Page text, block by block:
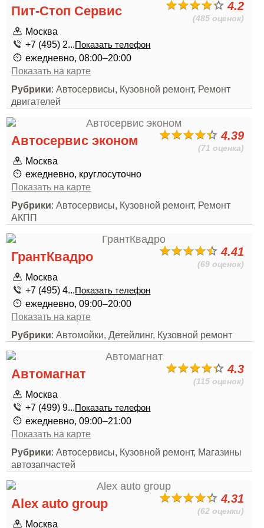
4.2
(485 оценок)
Пит-Стоп Сервис
Москва
+7 (495) 2...Показать телефон
ежедневно, 08:00–20:00
Показать на карте
Рубрики: Автосервисы, Кузовной ремонт, Ремонт
двигателей
4.39
(71 оценка)
Автосервис эконом
Москва
ежедневно, круглосуточно
Показать на карте
Рубрики: Автосервисы, Кузовной ремонт, Ремонт
АКПП
4.41
(69 оценок)
ГрантКвадро
Москва
+7 (495) 4...Показать телефон
ежедневно, 09:00–20:00
Показать на карте
Рубрики: Автомойки, Детейлинг, Кузовной ремонт
4.3
(115 оценок)
Автомагнат
Москва
+7 (499) 9...Показать телефон
ежедневно, 09:00–21:00
Показать на карте
Рубрики: Автосервисы, Кузовной ремонт, Магазины
автозапчастей
4.31
(62 оценки)
Alex auto group
Москва